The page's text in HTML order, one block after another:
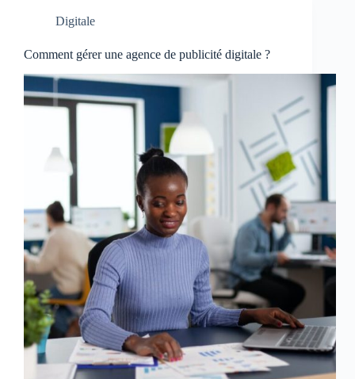
Digitale
Comment gérer une agence de publicité digitale ?